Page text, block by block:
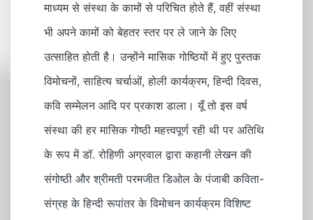
माध्यम से संस्था के कामों से परिचित होते हैं, वहीं संस्था
भी अपने कामों को बेहतर स्तर पर ले जाने के लिए
उत्साहित होती है। उन्होंने मासिक गोष्ठियों में हुए पुस्तक
विमोचनों, साहित्य चर्चाओं, होली कार्यक्रम, हिन्दी दिवस,
कवि सम्मेलन आदि पर प्रकाश डाला। यूँ तो इस वर्ष
संस्था की हर मासिक गोष्ठी महत्त्वपूर्ण रही थी पर अतिथि
के रूप में डॉ. रोहिणी अग्रवाल द्वारा कहानी लेखन की
संगोष्ठी और श्रीमती परमजीत डिओल के पंजाबी कविता-
संग्रह के हिन्दी रूपांतर के विमोचन कार्यक्रम विशिष्ट